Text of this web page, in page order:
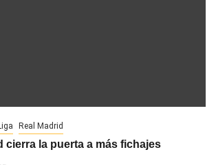
Real Madrid
cierra la puerta a más fichajes